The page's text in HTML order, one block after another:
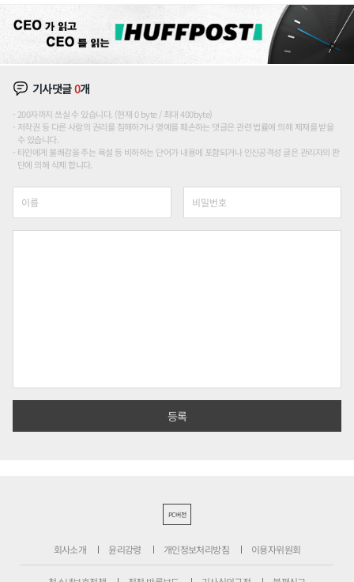
기사댓글0개
200자까지 쓰실 수 있습니다. (현재 0 byte / 최대 400byte)
저작권 등 다른 사람의 권리를 침해하거나 명예를 훼손하는 댓글은 관련 법률에 의해 제재를 받을
수 있습니다.
타인에게 불쾌감을 주는 욕설 등 비하하는 단어가 내용에 포함되거나 인신공격성 글은 관리자의 판
단에 의해 삭제 합니다.
PC버전
회사소개 윤리강령 개인정보처리방침 이용자위원회